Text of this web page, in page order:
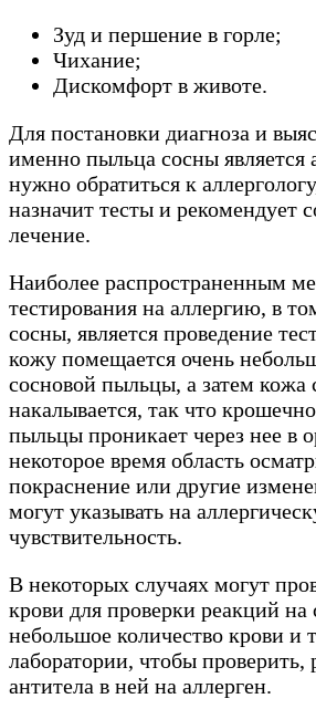
Зуд и першение в горле;
Чихание;
Дискомфорт в животе.
Для постановки диагноза и
именно пыльца сосны является
нужно обратиться к
назначит тесты и рекомендует
лечение.
Наиболее распространенным
тестирования на аллергию, в
сосны, является проведение
кожу помещается очень
сосновой пыльцы, а затем кожа
накалывается, так что
пыльцы проникает через нее в
некоторое время область
покраснение или другие
могут указывать на
чувствительность.
В некоторых случаях могут
крови для проверки реакций на
небольшое количество крови и
лаборатории, чтобы проверить,
антитела в ней на аллерген.